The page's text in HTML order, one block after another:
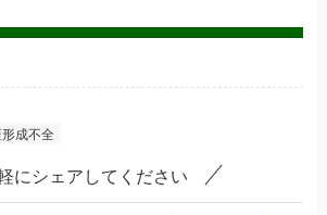
成不全
にシェアしてください